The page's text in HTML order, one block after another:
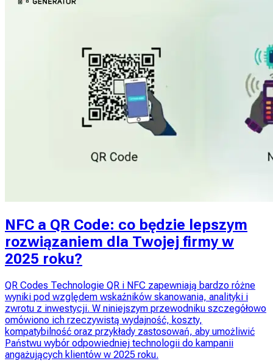
NFC a QR Code: co będzie lepszym
rozwiązaniem dla Twojej firmy w
2025 roku?
QR Codes Technologie QR i NFC zapewniają bardzo różne
wyniki pod względem wskaźników skanowania, analityki i
zwrotu z inwestycji. W niniejszym przewodniku szczegółowo
omówiono ich rzeczywistą wydajność, koszty,
kompatybilność oraz przykłady zastosowań, aby umożliwić
Państwu wybór odpowiedniej technologii do kampanii
angażujących klientów w 2025 roku.